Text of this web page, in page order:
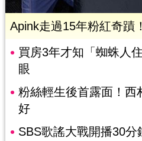
Apink走過15年粉紅奇蹟
買房3年才知「蜘蛛人
眼
粉絲輕生後首露面！西
好
SBS歌謠大戰開播30分